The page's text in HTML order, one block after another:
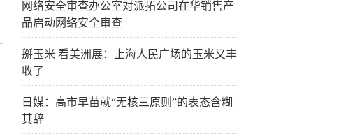
网络安全审查办公室对派拓公司在华销售产
品启动网络安全审查
掰玉米 看美洲展：上海人民广场的玉米又丰
收了
日媒：高市早苗就“无核三原则”的表态含糊
其辞